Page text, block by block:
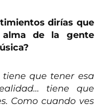
dirías que
de la gente
tiene que tener esa
tiene que
Como cuando ves